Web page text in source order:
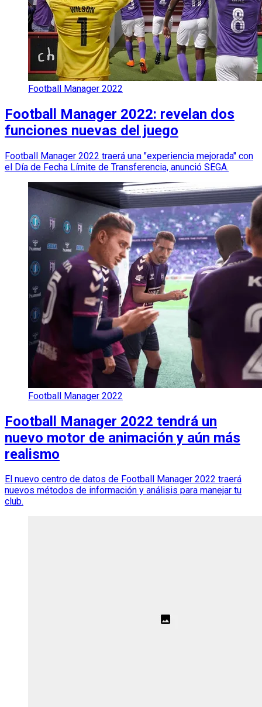
Football Manager 2022
Football Manager 2022: revelan dos
funciones nuevas del juego
Football Manager 2022 traerá una "experiencia mejorada" con
el Día de Fecha Límite de Transferencia, anunció SEGA.
Football Manager 2022
Football Manager 2022 tendrá un
nuevo motor de animación y aún más
realismo
El nuevo centro de datos de Football Manager 2022 traerá
nuevos métodos de información y análisis para manejar tu
club.